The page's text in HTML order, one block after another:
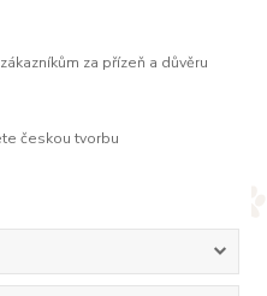
za přízeň a důvěru
českou tvorbu